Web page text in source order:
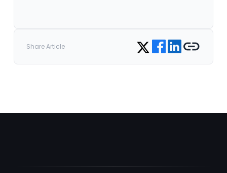
Share Article Share on Twitter
Share on Facebook
Share on LinkedIn
Copy link